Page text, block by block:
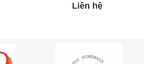
Liên hệ